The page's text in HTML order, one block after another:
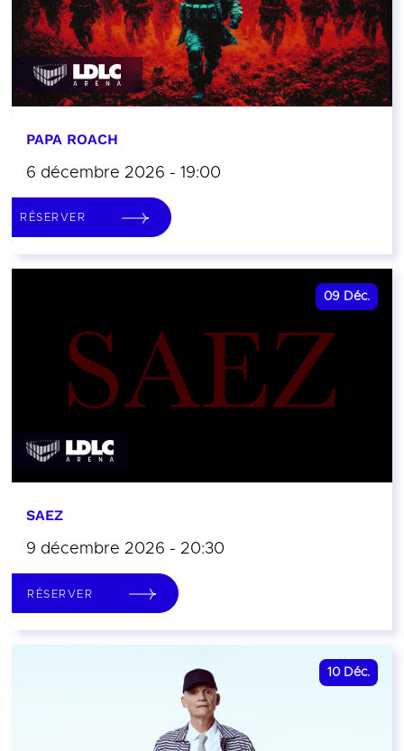
PAPA ROACH
6 décembre 2026 - 19:00
RÉSERVER
09 Déc.
SAEZ
9 décembre 2026 - 20:30
RÉSERVER
10 Déc.